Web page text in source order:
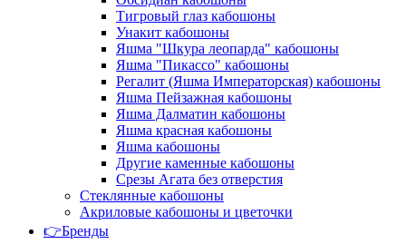
Тигровый глаз кабошоны
Унакит кабошоны
Яшма "Шкура леопарда" кабошоны
Яшма "Пикассо" кабошоны
Регалит (Яшма Императорская) кабошоны
Яшма Пейзажная кабошоны
Яшма Далматин кабошоны
Яшма красная кабошоны
Яшма кабошоны
Другие каменные кабошоны
Срезы Агата без отверстия
Стеклянные кабошоны
Акриловые кабошоны и цветочки
👉Бренды